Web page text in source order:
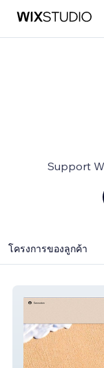
โครงการของลูกค้า